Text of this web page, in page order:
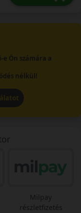
Ön számára a
nélkül!
Milpay
részletfizetés